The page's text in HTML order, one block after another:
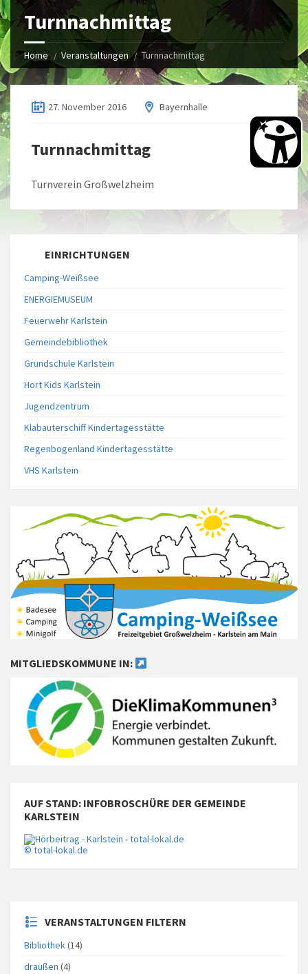
Turnnachmittag
Home Veranstaltungen Turnnachmittag
27. November 2016 Bayernhalle
Turnnachmittag
Turnverein Großwelzheim
EINRICHTUNGEN
Camping-Weißsee
ENERGIEMUSEUM
Feuerwehr Karlstein
Gemeindebibliothek
Grundschule Karlstein
Hort Kids Karlstein
Jugendzentrum
Klabauterschiff Kindertagesstätte
Regenbogenland Kindertagesstätte
VHS Karlstein
MITGLIEDSKOMMUNE IN:
AUF STAND: INFOBROSCHÜRE DER GEMEINDE
KARLSTEIN
© total-lokal.de
VERANSTALTUNGEN FILTERN
Bibliothek(14)
draußen (4)